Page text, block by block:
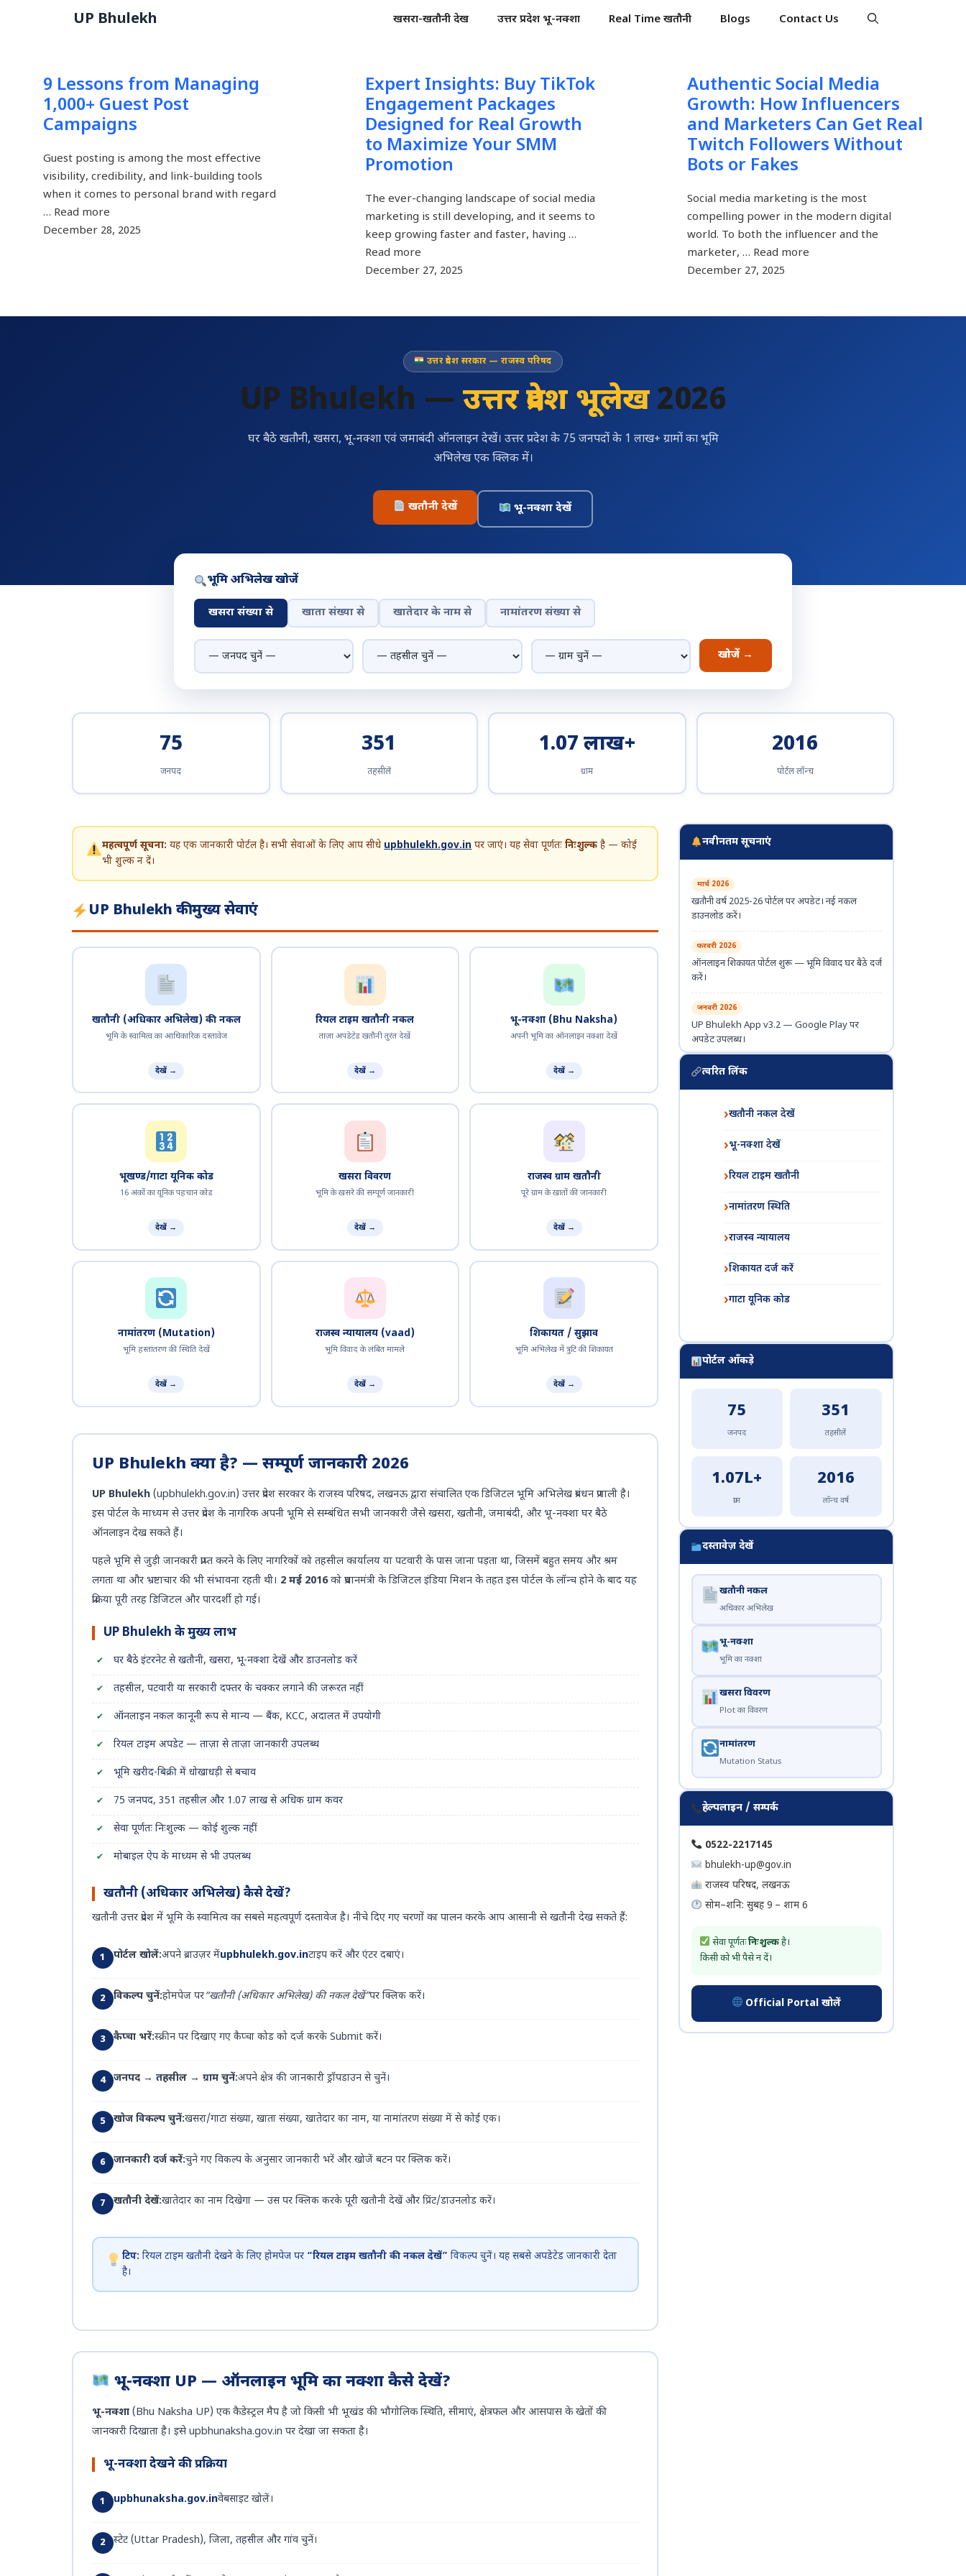
UP Bhulekh खसरा-खतौनी देखें उत्तर प्रदेश भू-नक्शा Real Time खतौनी Blogs Contact Us
9 Lessons from Managing
1,000+ Guest Post
Campaigns
Guest posting is among the most effective
visibility, credibility, and link-building tools
when it comes to personal brand with regard
… Read more
December 28, 2025
Expert Insights: Buy TikTok
Engagement Packages
Designed for Real Growth
to Maximize Your SMM
Promotion
The ever-changing landscape of social media
marketing is still developing, and it seems to
keep growing faster and faster, having …
Read more
December 27, 2025
Authentic Social Media
Growth: How Influencers
and Marketers Can Get Real
Twitch Followers Without
Bots or Fakes
Social media marketing is the most
compelling power in the modern digital
world. To both the influencer and the
marketer, … Read more
December 27, 2025
उत्तर प्रदेश सरकार — राजस्व परिषद
UP Bhulekh — उत्तर प्रदेश भूलेख2026
घर बैठे खतौनी, खसरा, भू-नक्शा एवं जमाबंदी ऑनलाइन देखें। उत्तर प्रदेश के 75 जनपदों के 1 लाख+ ग्रामों का भूमि
अभिलेख एक क्लिक में।
खतौनी देखें भू-नक्शा देखें
भूमि अभिलेख खोजें
खसरा संख्या से खाता संख्या से खातेदार के नाम से नामांतरण संख्या से
खोजें →
75
जनपद
351
तहसीलें
1.07 लाख+
ग्राम
2016
पोर्टल लॉन्च
महत्वपूर्ण सूचना: यह एक जानकारी पोर्टल है। सभी सेवाओं के लिए आप सीधे upbhulekh.gov.in पर जाएं। यह सेवा पूर्णतःनिःशुल्क है — कोई
भी शुल्क न दें।
UP Bhulekh की मुख्य सेवाएं
खतौनी (अधिकार अभिलेख) की नकल
भूमि के स्वामित्व का आधिकारिक दस्तावेज
देखें →
रियल टाइम खतौनी नकल
ताज़ा अपडेटेड खतौनी तुरंत देखें
देखें →
भू-नक्शा (Bhu Naksha)
अपनी भूमि का ऑनलाइन नक्शा देखें
देखें →
भूखण्ड/गाटा यूनिक कोड
16 अंकों का यूनिक पहचान कोड
देखें →
खसरा विवरण
भूमि के खसरे की सम्पूर्ण जानकारी
देखें →
राजस्व ग्राम खतौनी
पूरे ग्राम के खातों की जानकारी
देखें →
नामांतरण (Mutation)
भूमि हस्तांतरण की स्थिति देखें
देखें →
राजस्व न्यायालय (vaad)
भूमि विवाद के लंबित मामले
देखें →
शिकायत / सुझाव
भूमि अभिलेख में त्रुटि की शिकायत
देखें →
UP Bhulekh क्या है? — सम्पूर्ण जानकारी 2026
UP Bhulekh(upbhulekh.gov.in) उत्तर प्रदेश सरकार के राजस्व परिषद, लखनऊ द्वारा संचालित एक डिजिटल भूमि अभिलेख प्रबंधन प्रणाली है।
इस पोर्टल के माध्यम से उत्तर प्रदेश के नागरिक अपनी भूमि से सम्बंधित सभी जानकारी जैसे खसरा, खतौनी, जमाबंदी, और भू-नक्शा घर बैठे
ऑनलाइन देख सकते हैं।
पहले भूमि से जुड़ी जानकारी प्राप्त करने के लिए नागरिकों को तहसील कार्यालय या पटवारी के पास जाना पड़ता था, जिसमें बहुत समय और श्रम
लगता था और भ्रष्टाचार की भी संभावना रहती थी। 2 मई 2016को प्रधानमंत्री के डिजिटल इंडिया मिशन के तहत इस पोर्टल के लॉन्च होने के बाद यह
प्रक्रिया पूरी तरह डिजिटल और पारदर्शी हो गई।
UP Bhulekh के मुख्य लाभ
घर बैठे इंटरनेट से खतौनी, खसरा, भू-नक्शा देखें और डाउनलोड करें
तहसील, पटवारी या सरकारी दफ्तर के चक्कर लगाने की जरूरत नहीं
ऑनलाइन नकल कानूनी रूप से मान्य — बैंक, KCC, अदालत में उपयोगी
रियल टाइम अपडेट — ताज़ा से ताज़ा जानकारी उपलब्ध
भूमि खरीद-बिक्री में धोखाधड़ी से बचाव
75 जनपद, 351 तहसील और 1.07 लाख से अधिक ग्राम कवर
सेवा पूर्णतः निःशुल्क — कोई शुल्क नहीं
मोबाइल ऐप के माध्यम से भी उपलब्ध
खतौनी (अधिकार अभिलेख) कैसे देखें?
खतौनी उत्तर प्रदेश में भूमि के स्वामित्व का सबसे महत्वपूर्ण दस्तावेज है। नीचे दिए गए चरणों का पालन करके आप आसानी से खतौनी देख सकते हैं:
पोर्टल खोलें:अपने ब्राउज़र मेंupbhulekh.gov.inटाइप करें और एंटर दबाएं।
विकल्प चुनें:होमपेज पर“खतौनी (अधिकार अभिलेख) की नकल देखें”पर क्लिक करें।
कैप्चा भरें:स्क्रीन पर दिखाए गए कैप्चा कोड को दर्ज करके Submit करें।
जनपद → तहसील → ग्राम चुनें:अपने क्षेत्र की जानकारी ड्रॉपडाउन से चुनें।
खोज विकल्प चुनें:खसरा/गाटा संख्या, खाता संख्या, खातेदार का नाम, या नामांतरण संख्या में से कोई एक।
जानकारी दर्ज करें:चुने गए विकल्प के अनुसार जानकारी भरें और खोजें बटन पर क्लिक करें।
खतौनी देखें:खातेदार का नाम दिखेगा — उस पर क्लिक करके पूरी खतौनी देखें और प्रिंट/डाउनलोड करें।
टिप: रियल टाइम खतौनी देखने के लिए होमपेज पर “रियल टाइम खतौनी की नकल देखें” विकल्प चुनें। यह सबसे अपडेटेड जानकारी देता
है।
भू-नक्शा UP — ऑनलाइन भूमि का नक्शा कैसे देखें?
भू-नक्शा(Bhu Naksha UP) एक कैडेस्ट्रल मैप है जो किसी भी भूखंड की भौगोलिक स्थिति, सीमाएं, क्षेत्रफल और आसपास के खेतों की
जानकारी दिखाता है। इसे upbhunaksha.gov.in पर देखा जा सकता है।
भू-नक्शा देखने की प्रक्रिया
upbhunaksha.gov.inवेबसाइट खोलें।
स्टेट (Uttar Pradesh), जिला, तहसील और गांव चुनें।
नवीनतम सूचनाएं
मार्च 2026
खतौनी वर्ष 2025-26 पोर्टल पर अपडेट। नई नकल
डाउनलोड करें।
फरवरी 2026
ऑनलाइन शिकायत पोर्टल शुरू — भूमि विवाद घर बैठे दर्ज
करें।
जनवरी 2026
UP Bhulekh App v3.2 — Google Play पर
अपडेट उपलब्ध।
दिसम्बर 2025
सर्वर क्षमता बढ़ाई गई — अब पोर्टल और तेज़।
नवम्बर 2025
त्वरित लिंक
खतौनी नकल देखें
भू-नक्शा देखें
रियल टाइम खतौनी
नामांतरण स्थिति
राजस्व न्यायालय
शिकायत दर्ज करें
गाटा यूनिक कोड
पोर्टल आँकड़े
75
जनपद
351
तहसीलें
1.07L+
ग्राम
2016
लॉन्च वर्ष
दस्तावेज़ देखें
खतौनी नकल
अधिकार अभिलेख
भू-नक्शा
भूमि का नक्शा
खसरा विवरण
Plot का विवरण
नामांतरण
Mutation Status
हेल्पलाइन / सम्पर्क
0522-2217145
bhulekh-up@gov.in
राजस्व परिषद, लखनऊ
सोम–शनि: सुबह 9 – शाम 6
सेवा पूर्णतःनिःशुल्कहै।
किसी को भी पैसे न दें।
Official Portal खोलें